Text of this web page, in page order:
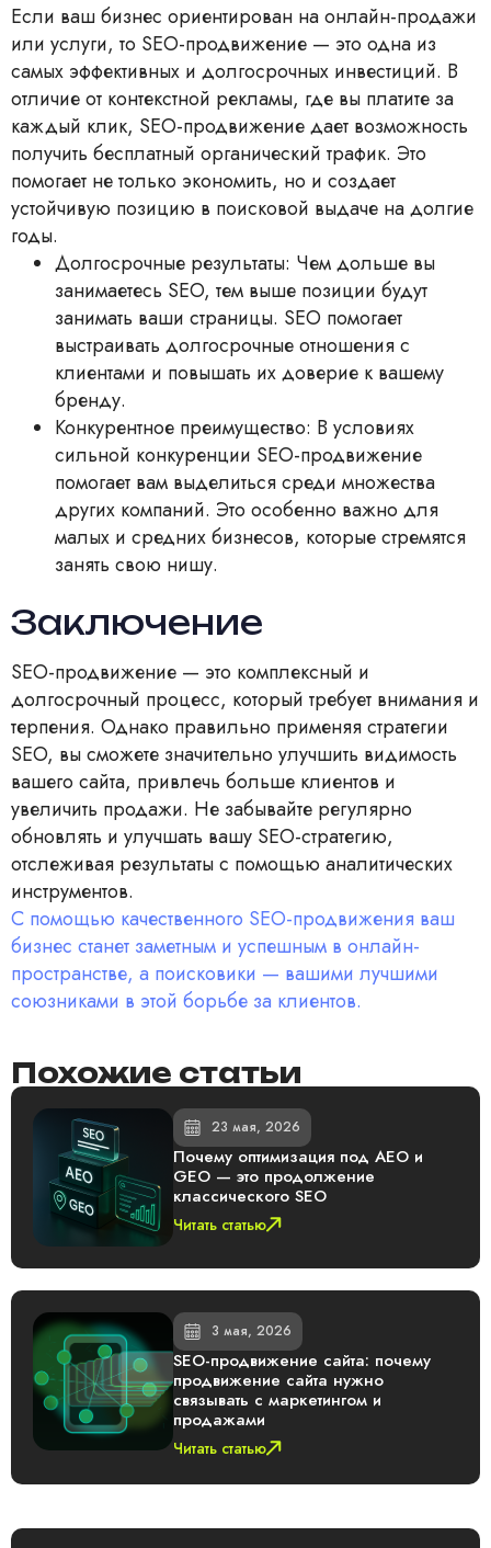
Если ваш бизнес ориентирован на онлайн-продажи
или услуги, то SEO-продвижение — это одна из
самых эффективных и долгосрочных инвестиций. В
отличие от контекстной рекламы, где вы платите за
каждый клик, SEO-продвижение дает возможность
получить бесплатный органический трафик. Это
помогает не только экономить, но и создает
устойчивую позицию в поисковой выдаче на долгие
годы.
Долгосрочные результаты: Чем дольше вы
занимаетесь SEO, тем выше позиции будут
занимать ваши страницы. SEO помогает
выстраивать долгосрочные отношения с
клиентами и повышать их доверие к вашему
бренду.
Конкурентное преимущество: В условиях
сильной конкуренции SEO-продвижение
помогает вам выделиться среди множества
других компаний. Это особенно важно для
малых и средних бизнесов, которые стремятся
занять свою нишу.
Заключение
SEO-продвижение — это комплексный и
долгосрочный процесс, который требует внимания и
терпения. Однако правильно применяя стратегии
SEO, вы сможете значительно улучшить видимость
вашего сайта, привлечь больше клиентов и
увеличить продажи. Не забывайте регулярно
обновлять и улучшать вашу SEO-стратегию,
отслеживая результаты с помощью аналитических
инструментов.
С помощью качественного SEO-продвижения ваш
бизнес станет заметным и успешным в онлайн-
пространстве, а поисковики — вашими лучшими
союзниками в этой борьбе за клиентов.
Похожие статьи
23 мая, 2026
Почему оптимизация под AEO и
GEO — это продолжение
классического SEO
Читать статью
3 мая, 2026
SEO-продвижение сайта: почему
продвижение сайта нужно
связывать с маркетингом и
продажами
Читать статью